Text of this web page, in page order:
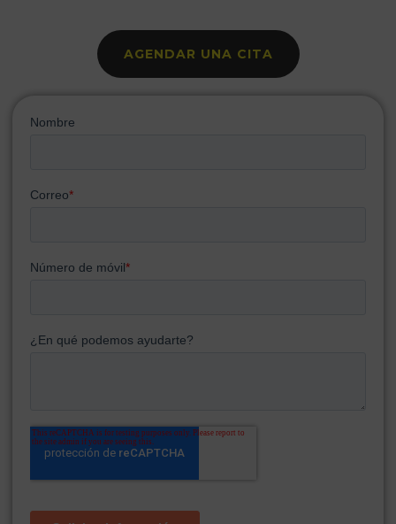
AGENDAR UNA CITA